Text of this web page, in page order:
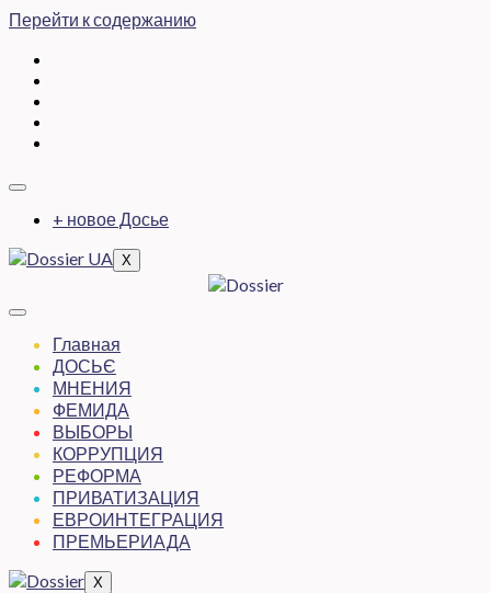
Перейти к содержанию
+ новое Досье
X
Главная
ДОСЬЄ
МНЕНИЯ
ФЕМИДА
ВЫБОРЫ
КОРРУПЦИЯ
РЕФОРМА
ПРИВАТИЗАЦИЯ
ЕВРОИНТЕГРАЦИЯ
ПРЕМЬЕРИАДА
X